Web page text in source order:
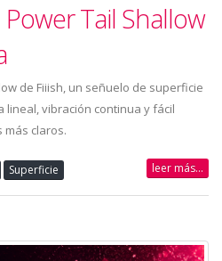
Tail Shallow
de Fiiish, un señuelo de superficie
vibración continua y fácil
claros.
Superficie leer más...